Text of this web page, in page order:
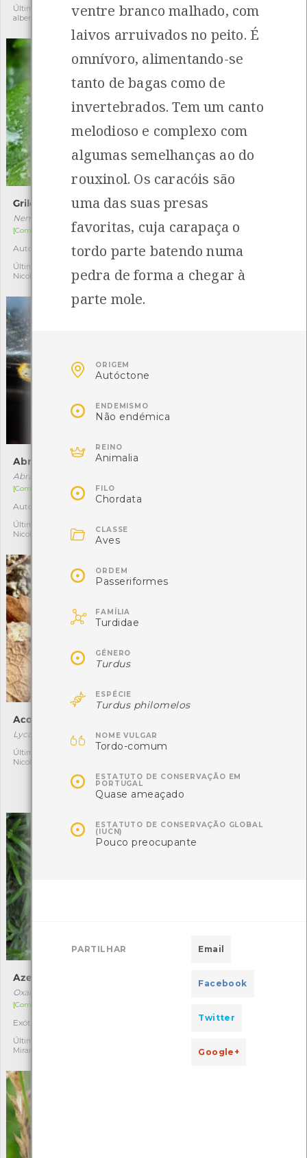
Última observação por: jose
alberto lima silva rodrigues
Última observação por: jose
alberto lima silva rodrigues
Grilo-da-serapilheira
Nemobius sylvestris
[Comum]
Autóctone
Última observação por:
Nicole Viana
1
Barata-do-mar
[Comum]
Autóctone
Nicole Viana
Abraxas pantaria
Abraxas pantaria
[Comum]
Autóctone
Última observação por:
Nicole Viana
Acobreada
Lycaena phlaeas
Última observação por:
Nicole Viana
[Comum]
Última observação por: Rita
Miranda
Azedas
Oxalis pes-caprae
[Comum]
Exótica invasora
Última observação por: Rita
Miranda
Tordo-comum
Autóctone
Mónica Rocha
ventre branco malhado, com
laivos arruivados no peito. É
omnívoro, alimentando-se
tanto de bagas como de
invertebrados. Tem um canto
melodioso e complexo com
algumas semelhanças ao do
rouxinol. Os caracóis são
uma das suas presas
favoritas, cuja carapaça o
tordo parte batendo numa
pedra de forma a chegar à
parte mole.
 ORIGEM
Autóctone
 ENDEMISMO
Não endémica
 REINO
Animalia
 FILO
Chordata
 CLASSE
Aves
 ORDEM
Passeriformes
 FAMÍLIA
Turdidae
 GÉNERO
Turdus
 ESPÉCIE
Turdus philomelos
 NOME VULGAR
Tordo-comum
 ESTATUTO DE CONSERVAÇÃO EM
PORTUGAL
Quase ameaçado
 ESTATUTO DE CONSERVAÇÃO GLOBAL
(IUCN)
Pouco preocupante
PARTILHAR Email
Facebook
Twitter
Google+